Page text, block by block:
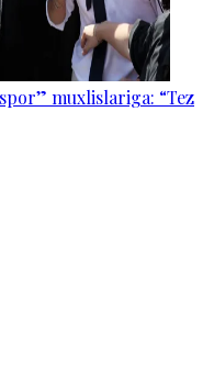
muxlislariga: “Tez